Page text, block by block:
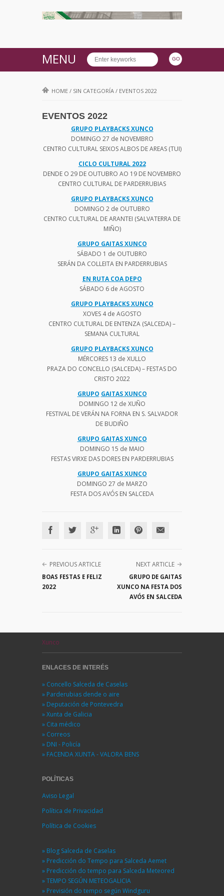
MENU
HOME / SIN CATEGORÍA / EVENTOS 2022
EVENTOS 2022
GRUPO PLAYBACKS XUNCO
DOMINGO 27 de NOVEMBRO
CENTRO CULTURAL SEIXOS ALBOS DE AREAS (TUI)
CICLO CULTURAL 2022
DENDE O 29 DE OUTUBRO AO 19 DE NOVEMBRO
CENTRO CULTURAL DE PARDERRUBIAS
GRUPO PLAYBACKS XUNCO
DOMINGO 2 de OUTUBRO
CENTRO CULTURAL DE ARANTEI (SALVATERRA DE
MIÑO)
GRUPO GAITAS XUNCO
SÁBADO 1 de OUTUBRO
SERÁN DA COLLEITA EN PARDERRUBIAS
EN RUTA COA DEPO
SÁBADO 6 de AGOSTO
GRUPO PLAYBACKS XUNCO
XOVES 4 de AGOSTO
CENTRO CULTURAL DE ENTENZA (SALCEDA) –
SEMANA CULTURAL
GRUPO PLAYBACKS XUNCO
MÉRCORES 13 de XULLO
PRAZA DO CONCELLO (SALCEDA) – FESTAS DO
CRISTO 2022
GRUPO GAITAS XUNCO
DOMINGO 12 de XUÑO
FESTIVAL DE VERÁN NA FORNA EN S. SALVADOR
DE BUDIÑO
GRUPO GAITAS XUNCO
DOMINGO 15 de MAIO
FESTAS VIRXE DAS DORES EN PARDERRUBIAS
GRUPO GAITAS XUNCO
DOMINGO 27 de MARZO
FESTA DOS AVÓS EN SALCEDA
PREVIOUS ARTICLE
BOAS FESTAS E FELIZ
2022
NEXT ARTICLE
GRUPO DE GAITAS
XUNCO NA FESTA DOS
AVÓS EN SALCEDA
Xunco
ENLACES DE INTERÉS
» Concello Salceda de Caselas
» Parderubias dende o aire
» Deputación de Pontevedra
» Xunta de Galicia
» Cita médico
» Correos
» DNI - Policía
» FACENDA XUNTA - VALORA BENS
POLÍTICAS
Aviso Legal
Política de Privacidad
Política de Cookies
» Blog Salceda de Caselas
» Predicción do Tempo para Salceda Aemet
» Predicción do tempo para Salceda Meteored
» TEMPO SEGÚN METEOGALICIA
» Previsión do tempo según Windguru